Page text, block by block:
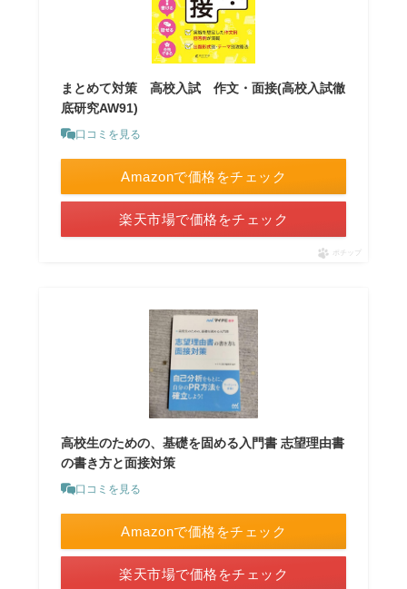
まとめて対策 高校入試 作文・面接(高校入試徹
底研究AW91)
口コミを見る
Amazonで価格をチェック
楽天市場で価格をチェック
ポチップ
高校生のための、基礎を固める入門書 志望理由書
の書き方と面接対策
口コミを見る
Amazonで価格をチェック
楽天市場で価格をチェック